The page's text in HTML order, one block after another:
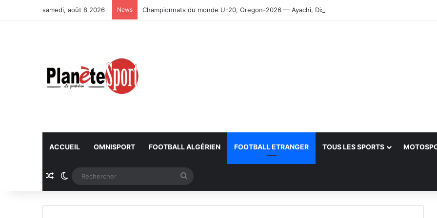
samedi, août 8 2026 News Championnats du monde U-20, Oregon-2026 — Ayachi, Dissa, Touahria et Ghezali en finale
ACCUEIL OMNISPORT FOOTBALL ALGÉRIEN FOOTBALL ETRANGER TOUS LES SPORTS
Article Aléatoire
Switch skin